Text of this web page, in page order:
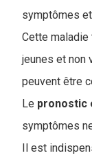
symptômes
Cette maladie
jeunes et non
peuvent être
Le pronostic
symptômes
Il est